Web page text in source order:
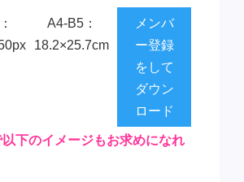
A4-B5：
18.2×25.7cm
メンバ
ー登録
をして
ダウン
ロード
下のイメージもお求めになれ